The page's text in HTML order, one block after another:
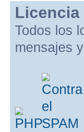
Licencia
Todos los
mensajes